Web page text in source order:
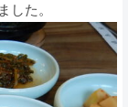
した。